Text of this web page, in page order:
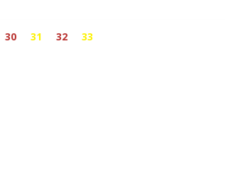
30 31 32 33